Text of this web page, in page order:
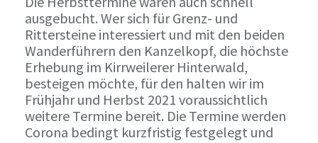
ausgebucht. Wer sich für Grenz- und
Rittersteine interessiert und mit den beiden
Wanderführern den Kanzelkopf, die höchste
Erhebung im Kirrweilerer Hinterwald,
besteigen möchte, für den halten wir im
Frühjahr und Herbst 2021 voraussichtlich
weitere Termine bereit. Die Termine werden
Corona bedingt kurzfristig festgelegt und